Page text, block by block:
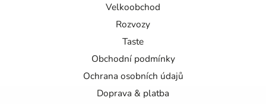
Velkoobchod
Rozvozy
Taste
Obchodní podmínky
Ochrana osobních údajů
Doprava & platba